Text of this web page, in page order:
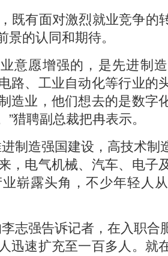
既有面对激烈就业竞争的
的认同和期待。
意愿增强的，是先进制
路、工业自动化等行业的
造业，他们想去的是数字
猎聘副总裁把冉表示。
制造强国建设，高技术制
，电气机械、汽车、电子
崭露头角，不少年轻人
志强告诉记者，在入职合
迅速扩充至一百多人。就